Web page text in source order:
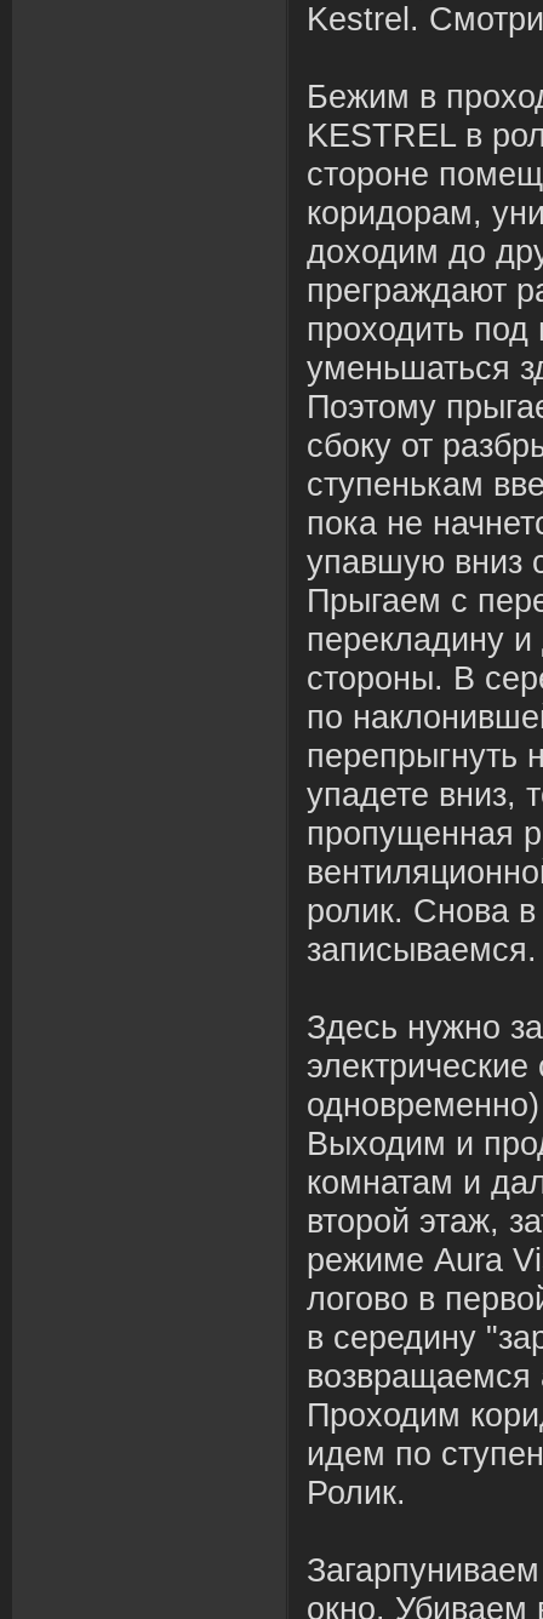
Kestrel.
Бежим в
KESTREL в
стороне
коридорам,
доходим до
преграждают
проходить под
уменьшаться
Поэтому
сбоку от
ступенькам
пока не
упавшую вниз
Прыгаем с
перекладину
стороны. В
по
перепрыгнуть
упадете вниз,
пропущенная
ролик. Снова
Здесь нужно
Выходим и
комнатам и
второй этаж,
режиме Aura
логово в
в середину
возвращаемся
Проходим
идем по
Ролик.
окно. Убиваем